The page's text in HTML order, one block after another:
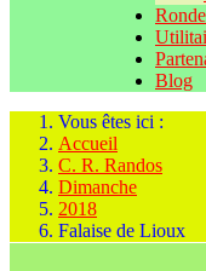
Blog
Vous êtes ici :
Accueil
C. R. Randos
Dimanche
2018
Falaise de Lioux